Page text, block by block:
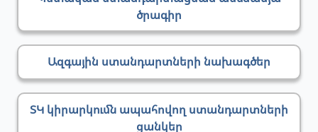
ծրագիր
Ազգային ստանդարտների նախագծեր
ՏԿ կիրարկումն ապահովող ստանդարտների
ցանկեր